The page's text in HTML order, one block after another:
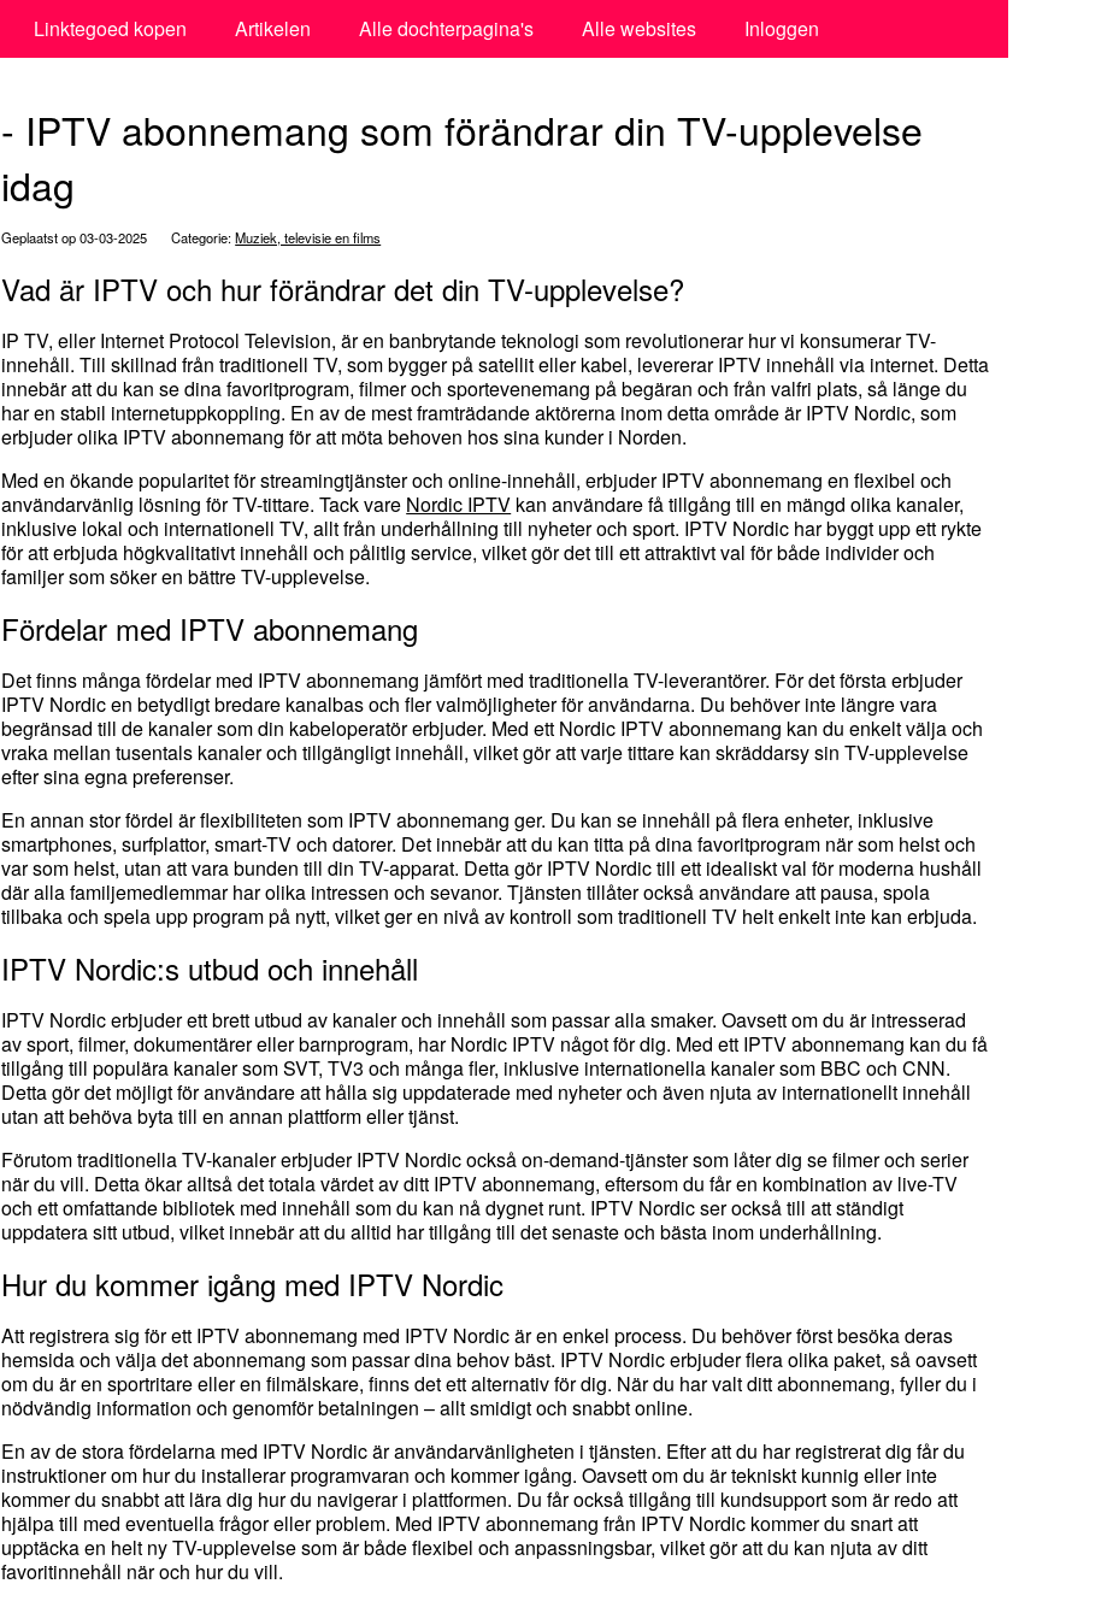
Linktegoed kopen Artikelen Alle dochterpagina's Alle websites Inloggen
- IPTV abonnemang som förändrar din TV-upplevelse
idag
Geplaatst op 03-03-2025 Categorie:Muziek, televisie en films
Vad är IPTV och hur förändrar det din TV-upplevelse?
IP TV, eller Internet Protocol Television, är en banbrytande teknologi som revolutionerar hur vi konsumerar TV-
innehåll. Till skillnad från traditionell TV, som bygger på satellit eller kabel, levererar IPTV innehåll via internet. Detta
innebär att du kan se dina favoritprogram, filmer och sportevenemang på begäran och från valfri plats, så länge du
har en stabil internetuppkoppling. En av de mest framträdande aktörerna inom detta område är IPTV Nordic, som
erbjuder olika IPTV abonnemang för att möta behoven hos sina kunder i Norden.
Med en ökande popularitet för streamingtjänster och online-innehåll, erbjuder IPTV abonnemang en flexibel och
användarvänlig lösning för TV-tittare. Tack vare Nordic IPTV kan användare få tillgång till en mängd olika kanaler,
inklusive lokal och internationell TV, allt från underhållning till nyheter och sport. IPTV Nordic har byggt upp ett rykte
för att erbjuda högkvalitativt innehåll och pålitlig service, vilket gör det till ett attraktivt val för både individer och
familjer som söker en bättre TV-upplevelse.
Fördelar med IPTV abonnemang
Det finns många fördelar med IPTV abonnemang jämfört med traditionella TV-leverantörer. För det första erbjuder
IPTV Nordic en betydligt bredare kanalbas och fler valmöjligheter för användarna. Du behöver inte längre vara
begränsad till de kanaler som din kabeloperatör erbjuder. Med ett Nordic IPTV abonnemang kan du enkelt välja och
vraka mellan tusentals kanaler och tillgängligt innehåll, vilket gör att varje tittare kan skräddarsy sin TV-upplevelse
efter sina egna preferenser.
En annan stor fördel är flexibiliteten som IPTV abonnemang ger. Du kan se innehåll på flera enheter, inklusive
smartphones, surfplattor, smart-TV och datorer. Det innebär att du kan titta på dina favoritprogram när som helst och
var som helst, utan att vara bunden till din TV-apparat. Detta gör IPTV Nordic till ett idealiskt val för moderna hushåll
där alla familjemedlemmar har olika intressen och sevanor. Tjänsten tillåter också användare att pausa, spola
tillbaka och spela upp program på nytt, vilket ger en nivå av kontroll som traditionell TV helt enkelt inte kan erbjuda.
IPTV Nordic:s utbud och innehåll
IPTV Nordic erbjuder ett brett utbud av kanaler och innehåll som passar alla smaker. Oavsett om du är intresserad
av sport, filmer, dokumentärer eller barnprogram, har Nordic IPTV något för dig. Med ett IPTV abonnemang kan du få
tillgång till populära kanaler som SVT, TV3 och många fler, inklusive internationella kanaler som BBC och CNN.
Detta gör det möjligt för användare att hålla sig uppdaterade med nyheter och även njuta av internationellt innehåll
utan att behöva byta till en annan plattform eller tjänst.
Förutom traditionella TV-kanaler erbjuder IPTV Nordic också on-demand-tjänster som låter dig se filmer och serier
när du vill. Detta ökar alltså det totala värdet av ditt IPTV abonnemang, eftersom du får en kombination av live-TV
och ett omfattande bibliotek med innehåll som du kan nå dygnet runt. IPTV Nordic ser också till att ständigt
uppdatera sitt utbud, vilket innebär att du alltid har tillgång till det senaste och bästa inom underhållning.
Hur du kommer igång med IPTV Nordic
Att registrera sig för ett IPTV abonnemang med IPTV Nordic är en enkel process. Du behöver först besöka deras
hemsida och välja det abonnemang som passar dina behov bäst. IPTV Nordic erbjuder flera olika paket, så oavsett
om du är en sportritare eller en filmälskare, finns det ett alternativ för dig. När du har valt ditt abonnemang, fyller du i
nödvändig information och genomför betalningen – allt smidigt och snabbt online.
En av de stora fördelarna med IPTV Nordic är användarvänligheten i tjänsten. Efter att du har registrerat dig får du
instruktioner om hur du installerar programvaran och kommer igång. Oavsett om du är tekniskt kunnig eller inte
kommer du snabbt att lära dig hur du navigerar i plattformen. Du får också tillgång till kundsupport som är redo att
hjälpa till med eventuella frågor eller problem. Med IPTV abonnemang från IPTV Nordic kommer du snart att
upptäcka en helt ny TV-upplevelse som är både flexibel och anpassningsbar, vilket gör att du kan njuta av ditt
favoritinnehåll när och hur du vill.